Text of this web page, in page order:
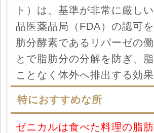
ト）は、基準が非常に厳し
品医薬品局（FDA）の認可
肪分酵素であるリパーゼの
とで脂肪分の分解を防ぎ、
ことなく体外へ排出する効
特におすすめな所
ゼニカルは食べた料理の脂